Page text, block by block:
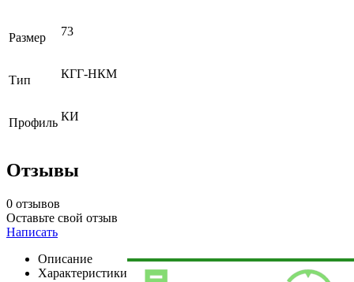
Размер 73
Тип КГГ-НКМ
Профиль КИ
Отзывы
0 отзывов
Оставьте свой отзыв
Написать
Описание
Характеристики